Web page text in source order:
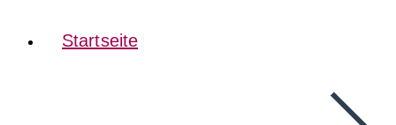
Startseite